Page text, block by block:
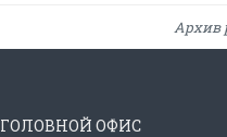
Архив
ГОЛОВНОЙ ОФИС